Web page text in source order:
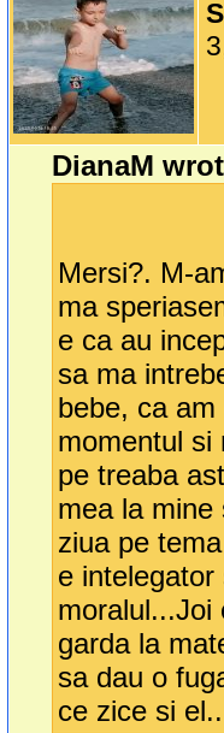
DianaM
Mersi?. M-
ma
e ca au
sa ma
bebe, ca
momentul si
pe treaba
mea la
ziua pe
e
moralul...Joi
garda la
sa dau o
ce zice si el..